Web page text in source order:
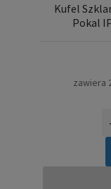
Kufel
Pokal
zawiera